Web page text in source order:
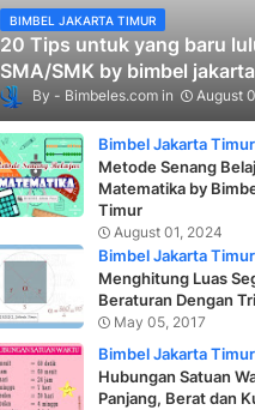
BIMBEL JAKARTA TIMUR
20 Tips untuk yang baru
SMA/SMK by bimbel
Bimbeles.com August
Bimbel Jakarta Timur
Metode Senang
Matematika by
Timur
August 01, 2024
Bimbel Jakarta Timur
Menghitung Luas
Beraturan Dengan
May 05, 2017
Bimbel Jakarta Timur
Hubungan Satuan
Panjang, Berat dan